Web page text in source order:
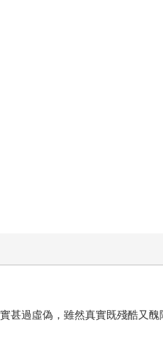
甚過虛偽，雖然真實既殘酷又醜